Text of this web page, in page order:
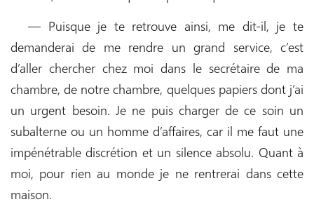
— Puisque je te retrouve ainsi, me dit-il, je te
demanderai de me rendre un grand service, c’est
d’aller chercher chez moi dans le secrétaire de ma
chambre, de notre chambre, quelques papiers dont j’ai
un urgent besoin. Je ne puis charger de ce soin un
subalterne ou un homme d’affaires, car il me faut une
impénétrable discrétion et un silence absolu. Quant à
moi, pour rien au monde je ne rentrerai dans cette
maison.